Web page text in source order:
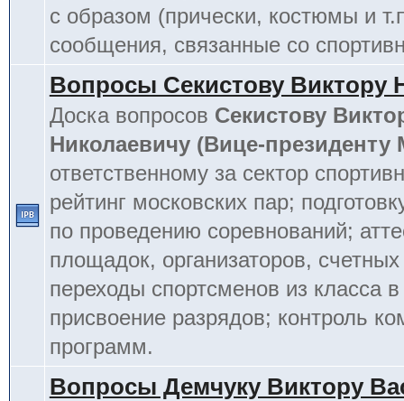
с образом (прически, костюмы и
сообщения, связанные со
Вопросы Секистову Виктору
Доска вопросов Секистову
Николаевичу (Вице-
ответственному за сектор
рейтинг московских пар;
по проведению соревнований;
площадок, организаторов,
переходы спортсменов из класса в
присвоение разрядов; контроль
программ.
Вопросы Демчуку Виктору